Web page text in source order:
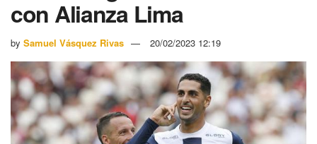
con Alianza Lima
by Samuel Vásquez Rivas 20/02/2023 12:19